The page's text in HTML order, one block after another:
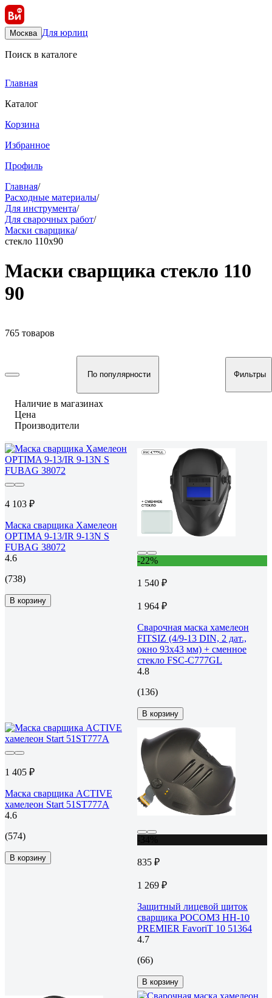
Москва Для юрлиц
Поиск в каталоге
Главная
Каталог
Корзина
Избранное
Профиль
Главная/
Расходные материалы/
Для инструмента/
Для сварочных работ/
Маски сварщика/
стекло 110х90
Маски сварщика стекло 110
90
765 товаров
По популярности Фильтры
Наличие в магазинах
Цена
Производители
4 103 ₽
Маска сварщика Хамелеон
OPTIMA 9-13/IR 9-13N S
FUBAG 38072
4.6
(738)
В корзину
-22%
1 540 ₽
1 964 ₽
Сварочная маска хамелеон
FITSIZ (4/9-13 DIN, 2 дат.,
окно 93x43 мм) + сменное
стекло FSC-С777GL
4.8
(136)
В корзину
1 405 ₽
Маска сварщика ACTIVE
хамелеон Start 51ST777A
4.6
(574)
В корзину 835 ₽
1 269 ₽
Защитный лицевой щиток
сварщика РОСОМЗ НН-10
PREMIER FavoriT 10 51364
4.7
(66)
В корзину